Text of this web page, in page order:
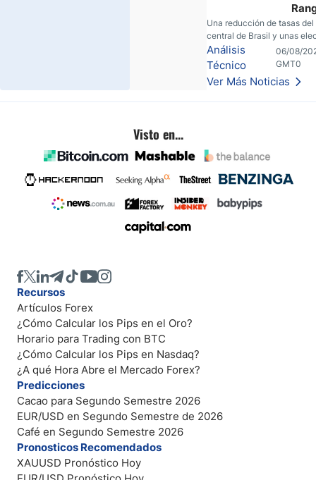
Una reducción de tasas
central de Brasil y unas
inminentes están
silenciosamente un rango
parte del banco central de
unas elecciones
continuación.
Análisis
Técnico
06/08/
GMT0
Ver Más Noticias
Visto en...
Recursos
Artículos Forex
¿Cómo Calcular los Pips en el Oro?
Horario para Trading con BTC
¿Cómo Calcular los Pips en Nasdaq?
¿A qué Hora Abre el Mercado Forex?
Predicciones
Cacao para Segundo Semestre 2026
EUR/USD en Segundo Semestre de 2026
Café en Segundo Semestre 2026
Pronosticos Recomendados
XAUUSD Pronóstico Hoy